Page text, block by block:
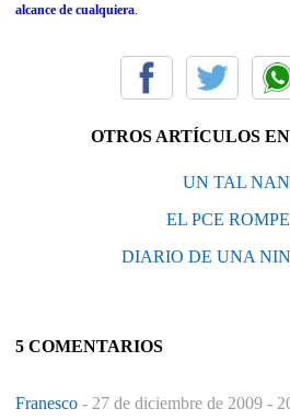
alcance de cualquiera
OTROS ARTÍCULOS
UN TAL
EL PCE
DIARIO DE UNA
5 COMENTARIOS
Franesco - 27 de diciembre de 2009 -